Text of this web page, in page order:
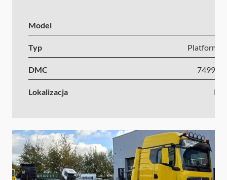
Model
Typ Platforma
DMC 7499-
Lokalizacja